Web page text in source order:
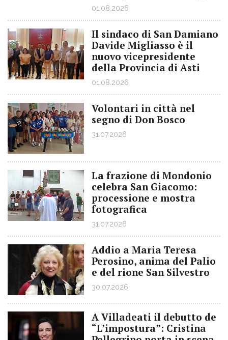
01.08.2026
Il sindaco di San Damiano
Davide Migliasso è il
nuovo vicepresidente
della Provincia di Asti
01.08.2026
Volontari in città nel
segno di Don Bosco
31.07.2026
La frazione di Mondonio
celebra San Giacomo:
processione e mostra
fotografica
31.07.2026
Addio a Maria Teresa
Perosino, anima del Palio
e del rione San Silvestro
30.07.2026
A Villadeati il debutto de
“L’impostura”: Cristina